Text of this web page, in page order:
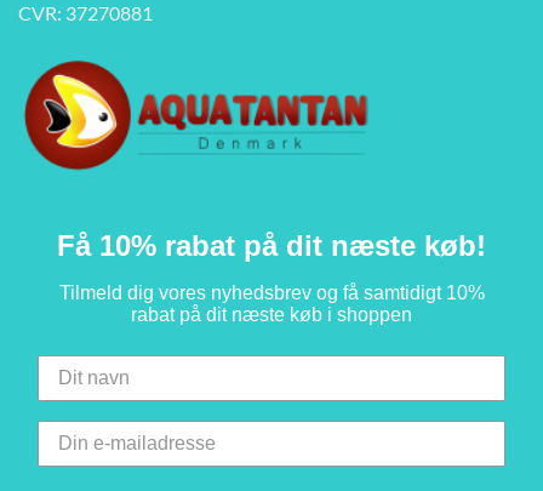
CVR: 37270881
Få 10% rabat på dit næste køb!
Tilmeld dig vores nyhedsbrev og få samtidigt 10%
rabat på dit næste køb i shoppen